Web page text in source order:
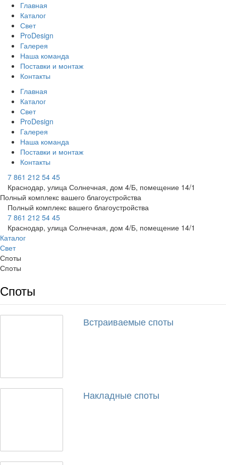
Главная
Каталог
Свет
ProDesign
Галерея
Наша команда
Поставки и монтаж
Контакты
Главная
Каталог
Свет
ProDesign
Галерея
Наша команда
Поставки и монтаж
Контакты
7 861 212 54 45
Краснодар, улица Солнечная, дом 4/Б, помещение 14/1
Полный комплекс вашего благоустройства
Полный комплекс вашего благоустройства
7 861 212 54 45
Краснодар, улица Солнечная, дом 4/Б, помещение 14/1
Каталог
Свет
Споты
Споты
Споты
Встраиваемые споты
Накладные споты